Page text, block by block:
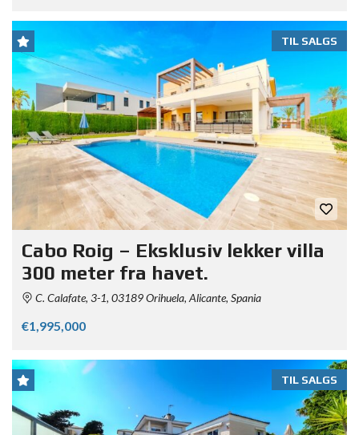
TIL SALGS
Cabo Roig – Eksklusiv lekker villa
300 meter fra havet.
C. Calafate, 3-1, 03189 Orihuela, Alicante, Spania
€1,995,000
TIL SALGS